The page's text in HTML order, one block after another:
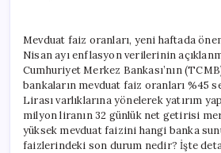
Mevduat faiz oranları, yeni haftada
Nisan ayı enflasyon verilerinin
Cumhuriyet Merkez Bankası’nın
bankaların mevduat faiz oranları %45
Lirası varlıklarına yönelerek yatırım
milyon liranın 32 günlük net getirisi
yüksek mevduat faizini hangi banka
faizlerindeki son durum nedir? İşte